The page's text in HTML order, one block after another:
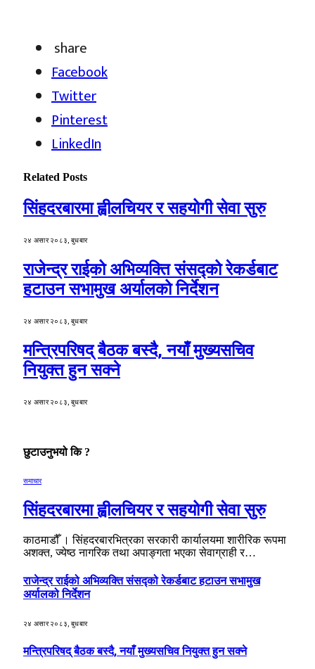
share
Facebook
Twitter
Pinterest
LinkedIn
Related Posts
सिंहदरबारमा ह्वीलचियर र सहयोगी सेवा सुरु
२४ असार २०८३, बुधबार
राजेन्द्र राईको अभिव्यक्ति संसद्को रेकर्डबाट
हटाउन सभामुख अर्यालको निर्देशन
२४ असार २०८३, बुधबार
मन्त्रिपरिषद् बैठक बस्दै, नयाँ मुख्यसचिव
नियुक्त हुन सक्ने
२४ असार २०८३, बुधबार
छुटाउनुभयो कि ?
समाचार
सिंहदरबारमा ह्वीलचियर र सहयोगी सेवा सुरु
काठमाडौँ । सिंहदरबारभित्रका सरकारी कार्यालयमा शारीरिक रूपमा
अशक्त, ज्येष्ठ नागरिक तथा अपाङ्गता भएका सेवाग्राही र…
राजेन्द्र राईको अभिव्यक्ति संसद्को रेकर्डबाट हटाउन सभामुख
अर्यालको निर्देशन
२४ असार २०८३, बुधबार
मन्त्रिपरिषद् बैठक बस्दै, नयाँ मुख्यसचिव नियुक्त हुन सक्ने